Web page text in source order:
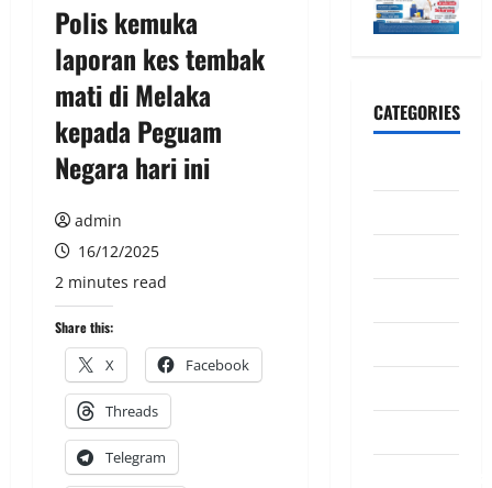
Polis kemuka
laporan kes tembak
mati di Melaka
kepada Peguam
Negara hari ini
admin
16/12/2025
2 minutes read
Share this:
X Facebook
Threads
Telegram
CATEGORIES